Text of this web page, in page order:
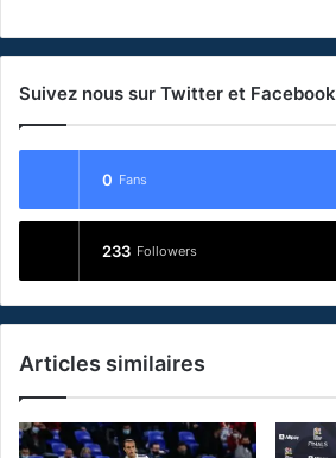
Suivez nous sur Twitter et Facebook
0 Fans
233 Followers
Articles similaires